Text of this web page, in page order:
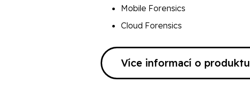
Mobile Forensics
Cloud Forensics
Více informací o produktu